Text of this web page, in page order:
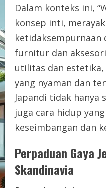
Dalam konteks ini,
konsep inti,
ketidaksempurnaan
furnitur dan
utilitas dan
yang nyaman dan
Japandi tidak hanya
juga cara hidup
keseimbangan dan
Perpaduan Gaya
Skandinavia